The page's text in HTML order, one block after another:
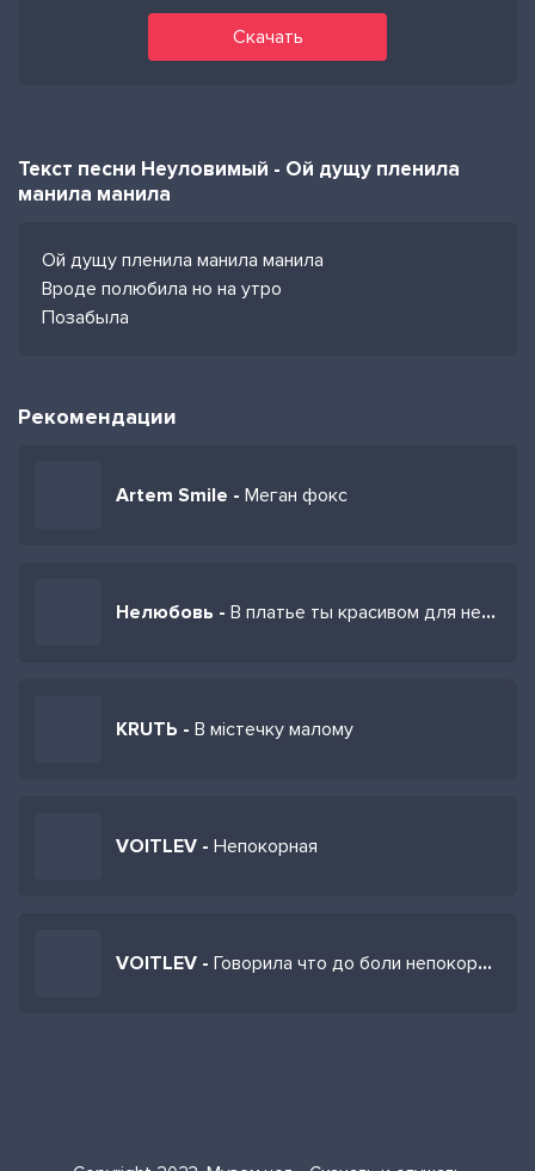
Скачать
Текст песни Неуловимый - Ой дущу пленила
манила манила
Ой дущу пленила манила манила
Вроде полюбила но на утро
Позабыла
Рекомендации
Artem Smile - Меган фокс
Нелюбовь - В платье ты красивом для него нарядная была
KRUTЬ - В містечку малому
VOITLEV - Непокорная
VOITLEV - Говорила что до боли непокорная она